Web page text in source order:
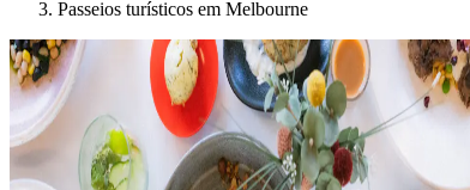
Passeios turísticos em Melbourne